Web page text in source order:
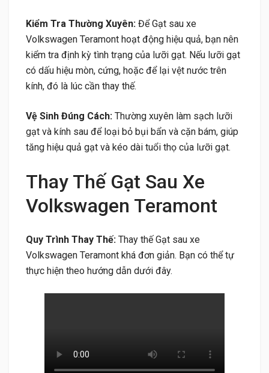
Kiểm Tra Thường Xuyên: Để Gạt sau xe
Volkswagen Teramont hoạt động hiệu quả, bạn nên
kiểm tra định kỳ tình trạng của lưỡi gạt. Nếu lưỡi gạt
có dấu hiệu mòn, cứng, hoặc để lại vệt nước trên
kính, đó là lúc cần thay thế.
Vệ Sinh Đúng Cách: Thường xuyên làm sạch lưỡi
gạt và kính sau để loại bỏ bụi bẩn và cặn bám, giúp
tăng hiệu quả gạt và kéo dài tuổi thọ của lưỡi gạt.
Thay Thế Gạt Sau Xe
Volkswagen Teramont
Quy Trình Thay Thế: Thay thế Gạt sau xe
Volkswagen Teramont khá đơn giản. Bạn có thể tự
thực hiện theo hướng dẫn dưới đây.